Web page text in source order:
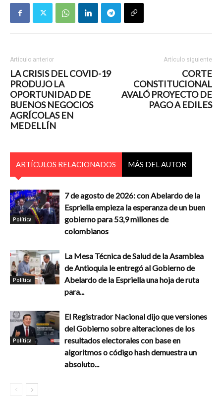
Artículo anterior
LA CRISIS DEL COVID-19
PRODUJO LA
OPORTUNIDAD DE
BUENOS NEGOCIOS
AGRÍCOLAS EN
MEDELLÍN
Artículo siguiente
CORTE
CONSTITUCIONAL
AVALÓ PROYECTO DE
PAGO A EDILES
ARTÍCULOS RELACIONADOS MÁS DEL AUTOR
Política
7 de agosto de 2026: con Abelardo de la
Espriella empieza la esperanza de un buen
gobierno para 53,9 millones de
colombianos
Política
La Mesa Técnica de Salud de la Asamblea
de Antioquia le entregó al Gobierno de
Abelardo de la Espriella una hoja de ruta
para...
Política
El Registrador Nacional dijo que versiones
del Gobierno sobre alteraciones de los
resultados electorales con base en
algoritmos o código hash demuestra un
absoluto...